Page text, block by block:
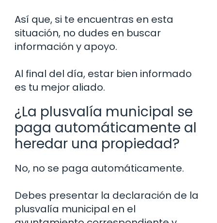
Así que, si te encuentras en esta
situación, no dudes en buscar
información y apoyo.
Al final del día, estar bien informado
es tu mejor aliado.
¿La plusvalía municipal se
paga automáticamente al
heredar una propiedad?
No, no se paga automáticamente.
Debes presentar la declaración de la
plusvalía municipal en el